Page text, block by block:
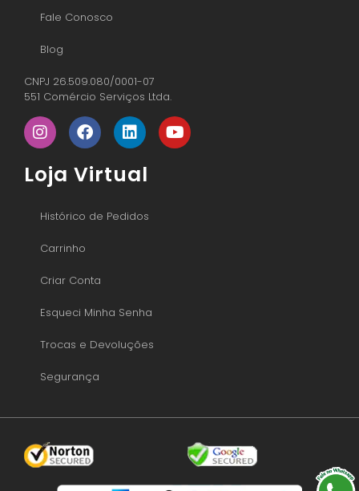
Fale Conosco
Blog
CNPJ 26.509.080/0001-07
551 Comércio Serviços Ltda.
Loja Virtual
Histórico de Pedidos
Carrinho
Criar Conta
Esqueci Minha Senha
Trocas e Devoluções
Segurança